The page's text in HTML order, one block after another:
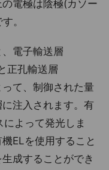
電極は陰極(カソー
。
電子輸送層
正孔輸送層
て、制御された量
注入されます。有
よって発光しま
ELを使用すること
成することができ